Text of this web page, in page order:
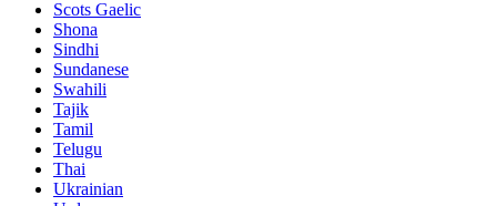
Scots Gaelic
Shona
Sindhi
Sundanese
Swahili
Tajik
Tamil
Telugu
Thai
Ukrainian